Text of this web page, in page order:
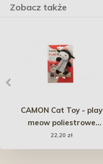
Zobacz także
CAMON Cat Toy - play
meow poliestrowe
zwierzątka miś/owca
szelest + kocimiętka
22,20 zł